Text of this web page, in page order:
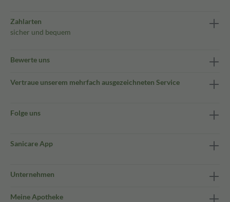
Zahlarten
sicher und bequem
Bewerte uns
Vertraue unserem mehrfach ausgezeichneten Service
Folge uns
Sanicare App
Unternehmen
Meine Apotheke